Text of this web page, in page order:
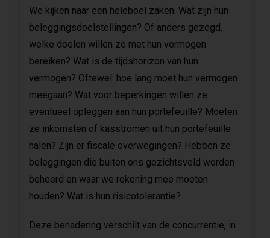
We kijken naar een heleboel zaken. Wat zijn hun
beleggingsdoelstellingen? Of anders gezegd,
welke doelen willen ze met hun vermogen
bereiken? Wat is de tijdshorizon van hun
vermogen? Oftewel: hoe lang moet hun vermogen
meegaan? Wat voor beperkingen willen ze
eventueel opleggen aan hun portefeuille? Moeten
ze inkomsten of kasstromen uit hun portefeuille
halen? Zijn er fiscale overwegingen? Hebben ze
beleggingen die buiten ons gezichtsveld worden
beheerd en waar we rekening mee moeten
houden? Wat is hun risicotolerantie?
Deze benadering verschilt van de concurrentie, in